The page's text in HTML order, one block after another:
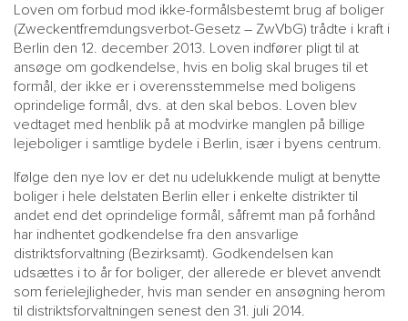
MAIN
MENU
SMALL
HR
Loven om forbud mod ikke-formålsbestemt brug af boliger
(Zweckentfremdungsverbot-Gesetz – ZwVbG) trådte i kraft i
Berlin den 12. december 2013. Loven indfører pligt til at
ansøge om godkendelse, hvis en bolig skal bruges til et
formål, der ikke er i overensstemmelse med boligens
oprindelige formål, dvs. at den skal bebos. Loven blev
vedtaget med henblik på at modvirke manglen på billige
lejeboliger i samtlige bydele i Berlin, især i byens centrum.
Ifølge den nye lov er det nu udelukkende muligt at benytte
boliger i hele delstaten Berlin eller i enkelte distrikter til
andet end det oprindelige formål, såfremt man på forhånd
har indhentet godkendelse fra den ansvarlige
distriktsforvaltning (Bezirksamt). Godkendelsen kan
udsættes i to år for boliger, der allerede er blevet anvendt
som ferielejligheder, hvis man sender en ansøgning herom
til distriktsforvaltningen senest den 31. juli 2014.